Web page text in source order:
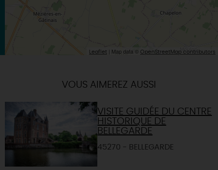
Leaflet | Map data © OpenStreetMap contributors
VOUS AIMEREZ AUSSI
VISITE GUIDÉE DU CENTRE
HISTORIQUE DE
BELLEGARDE
45270 - BELLEGARDE